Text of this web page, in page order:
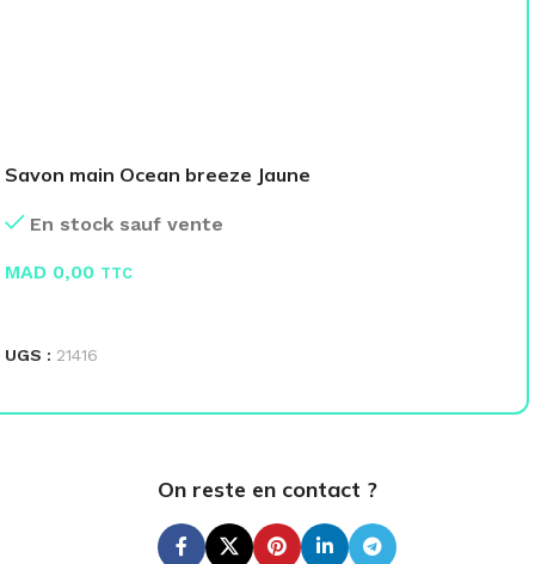
Savon main Ocean breeze Jaune
En stock sauf vente
MAD 0,00 TTC
UGS : 21416
On reste en contact ?